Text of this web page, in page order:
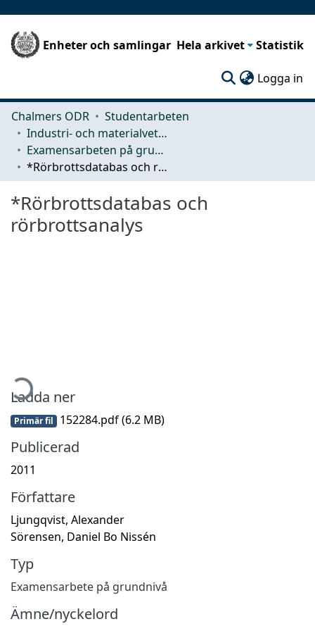
Enheter och samlingar Hela arkivet Statistik
Logga in
Chalmers ODR
Studentarbeten
Industri- och materialvetenskap (IMS)
Examensarbeten på grundnivå
*Rörbrottsdatabas och rörbrottsanalys
*Rörbrottsdatabas och
rörbrottsanalys
Ladda ner
Primär fil 152284.pdf(6.2 MB)
Publicerad
2011
Författare
Ljungqvist, Alexander
Sörensen, Daniel Bo Nissén
Typ
Examensarbete på grundnivå
Ämne/nyckelord